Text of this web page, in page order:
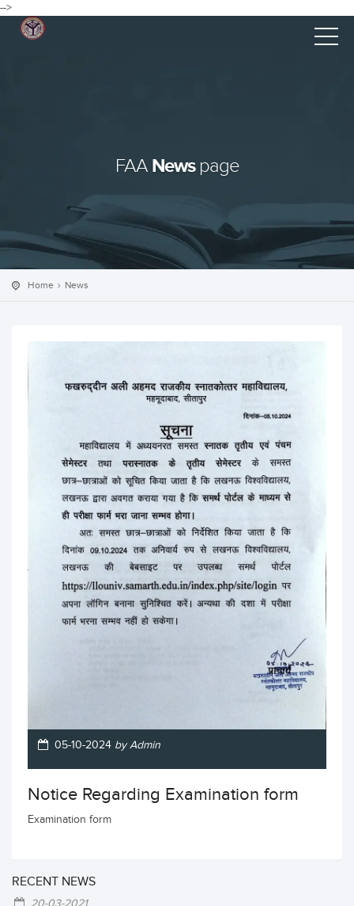
-->
FAA Newspage
Home News
05-10-2024by Admin
Notice Regarding Examination form
Examination form
RECENT NEWS